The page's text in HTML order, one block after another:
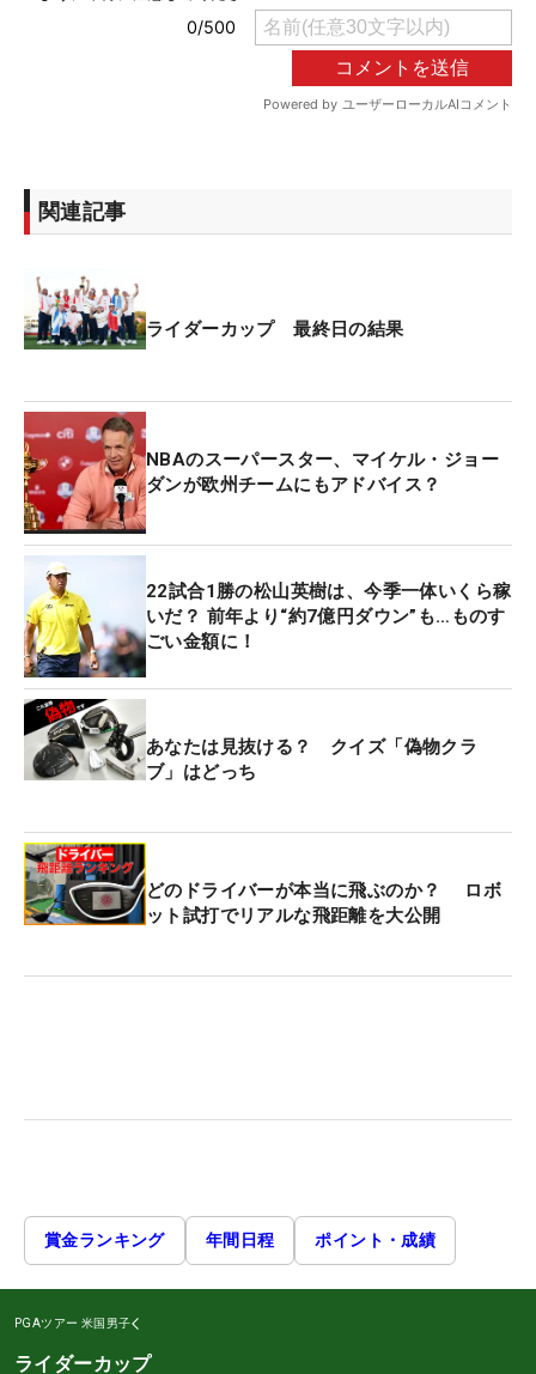
関連記事
ライダーカップ 最終日の結果
NBAのスーパースター、マイケル・ジョー
ダンが欧州チームにもアドバイス？
22試合1勝の松山英樹は、今季一体いくら稼
いだ？ 前年より“約7億円ダウン”も…ものす
ごい金額に！
あなたは見抜ける？ クイズ「偽物クラ
ブ」はどっち
どのドライバーが本当に飛ぶのか？ ロボ
ット試打でリアルな飛距離を大公開
賞金ランキング 年間日程 ポイント・成績
PGAツアー 米国男子
ライダーカップ